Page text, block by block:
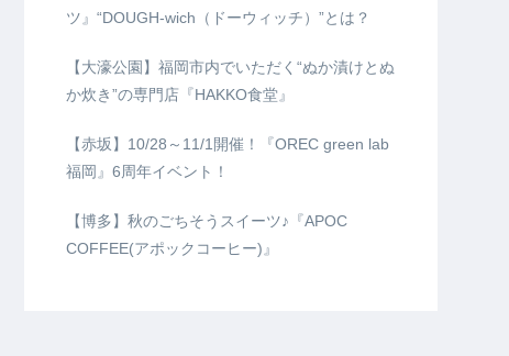
ツ』“DOUGH-wich（ドーウィッチ）”とは？
【大濠公園】福岡市内でいただく“ぬか漬けとぬ
か炊き”の専門店『HAKKO食堂』
【赤坂】10/28～11/1開催！『OREC green lab
福岡』6周年イベント！
【博多】秋のごちそうスイーツ♪『APOC
COFFEE(アポックコーヒー)』